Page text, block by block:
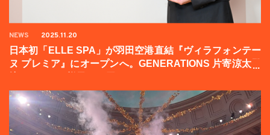
NEWS 2025.11.20
日本初「ELLE SPA」が羽田空港直結『ヴィラフォンテー
ヌ プレミア』にオープンへ。GENERATIONS 片寄涼太登